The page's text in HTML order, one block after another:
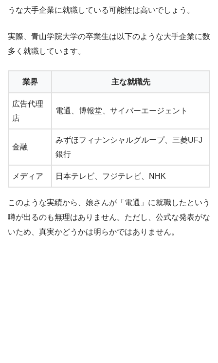
うな大手企業に就職している可能性は高いでしょう。
実際、青山学院大学の卒業生は以下のような大手企業に数
多く就職しています。
業界 主な就職先
広告代理
店
電通、博報堂、サイバーエージェント
金融
みずほフィナンシャルグループ、三菱UFJ
銀行
メディア 日本テレビ、フジテレビ、NHK
このような実績から、娘さんが「電通」に就職したという
噂が出るのも無理はありません。ただし、公式な発表がな
いため、真実かどうかは明らかではありません。